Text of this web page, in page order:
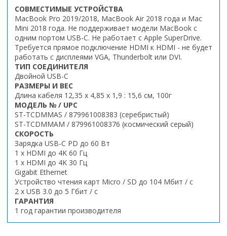
СОВМЕСТИМЫЕ УСТРОЙСТВА
MacBook Pro 2019/2018, MacBook Air 2018 года и Mac
Mini 2018 года. Не поддерживает модели MacBook с
одним портом USB-C. Не работает с Apple SuperDrive.
Требуется прямое подключение HDMI к HDMI - не будет
работать с дисплеями VGA, Thunderbolt или DVI.
ТИП СОЕДИНИТЕЛЯ
Двойной USB-C
РАЗМЕРЫ И ВЕС
Длина кабеля 12,35 x 4,85 x 1,9 : 15,6 см, 100г
МОДЕЛЬ № / UPC
ST-TCDMMAS / 879961008383 (серебристый)
ST-TCDMMAM / 879961008376 (космический серый)
СКОРОСТЬ
Зарядка USB-C PD до 60 Вт
1 x HDMI до 4K 60 Гц
1 x HDMI до 4K 30 Гц
Gigabit Ethernet
Устройство чтения карт Micro / SD до 104 Мбит / с
2 x USB 3.0 до 5 Гбит / с
ГАРАНТИЯ
1 год гарантии производителя